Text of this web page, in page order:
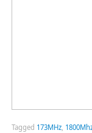
Tagged 173MHz,